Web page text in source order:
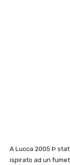
A Lucca 2005 Þ
ispirato ad un